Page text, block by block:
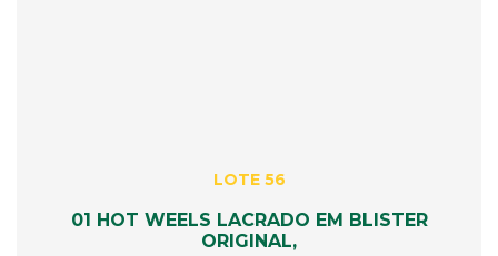
LOTE 56
01 HOT WEELS LACRADO EM BLISTER
ORIGINAL,